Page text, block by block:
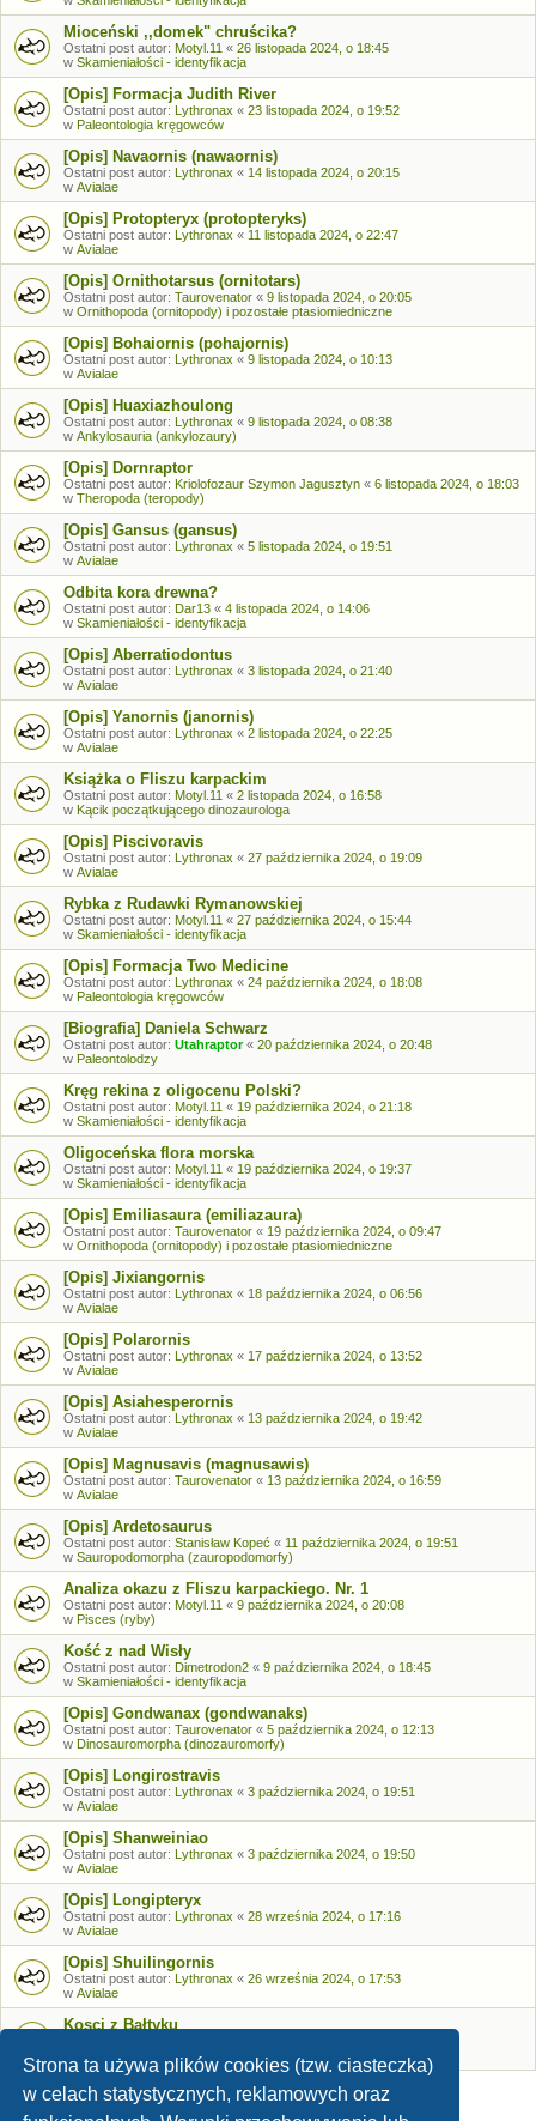
Strona ta używa plików cookies (tzw. ciasteczka)
w celach statystycznych, reklamowych oraz
Mioceński ,,domek" chruścika?
Ostatni post autor: Motyl.11 « 26 listopada 2024, o 18:45
w Skamieniałości - identyfikacja
[Opis] Formacja Judith River
Ostatni post autor: Lythronax « 23 listopada 2024, o 19:52
w Paleontologia kręgowców
[Opis] Navaornis (nawaornis)
Ostatni post autor: Lythronax « 14 listopada 2024, o 20:15
w Avialae
[Opis] Protopteryx (protopteryks)
Ostatni post autor: Lythronax « 11 listopada 2024, o 22:47
w Avialae
[Opis] Ornithotarsus (ornitotars)
Ostatni post autor: Taurovenator « 9 listopada 2024, o 20:05
w Ornithopoda (ornitopody) i pozostałe ptasiomiedniczne
[Opis] Bohaiornis (pohajornis)
Ostatni post autor: Lythronax « 9 listopada 2024, o 10:13
w Avialae
[Opis] Huaxiazhoulong
Ostatni post autor: Lythronax « 9 listopada 2024, o 08:38
w Ankylosauria (ankylozaury)
[Opis] Dornraptor
Ostatni post autor: Kriolofozaur Szymon Jagusztyn « 6 listopada 2024, o 18:03
w Theropoda (teropody)
[Opis] Gansus (gansus)
Ostatni post autor: Lythronax « 5 listopada 2024, o 19:51
w Avialae
Odbita kora drewna?
Ostatni post autor: Dar13 « 4 listopada 2024, o 14:06
w Skamieniałości - identyfikacja
[Opis] Aberratiodontus
Ostatni post autor: Lythronax « 3 listopada 2024, o 21:40
w Avialae
[Opis] Yanornis (janornis)
Ostatni post autor: Lythronax « 2 listopada 2024, o 22:25
w Avialae
Książka o Fliszu karpackim
Ostatni post autor: Motyl.11 « 2 listopada 2024, o 16:58
w Kącik początkującego dinozaurologa
[Opis] Piscivoravis
Ostatni post autor: Lythronax « 27 października 2024, o 19:09
w Avialae
Rybka z Rudawki Rymanowskiej
Ostatni post autor: Motyl.11 « 27 października 2024, o 15:44
w Skamieniałości - identyfikacja
[Opis] Formacja Two Medicine
Ostatni post autor: Lythronax « 24 października 2024, o 18:08
w Paleontologia kręgowców
[Biografia] Daniela Schwarz
Ostatni post autor: Utahraptor« 20 października 2024, o 20:48
w Paleontolodzy
Kręg rekina z oligocenu Polski?
Ostatni post autor: Motyl.11 « 19 października 2024, o 21:18
w Skamieniałości - identyfikacja
Oligoceńska flora morska
Ostatni post autor: Motyl.11 « 19 października 2024, o 19:37
w Skamieniałości - identyfikacja
[Opis] Emiliasaura (emiliazaura)
Ostatni post autor: Taurovenator « 19 października 2024, o 09:47
w Ornithopoda (ornitopody) i pozostałe ptasiomiedniczne
[Opis] Jixiangornis
Ostatni post autor: Lythronax « 18 października 2024, o 06:56
w Avialae
[Opis] Polarornis
Ostatni post autor: Lythronax « 17 października 2024, o 13:52
w Avialae
[Opis] Asiahesperornis
Ostatni post autor: Lythronax « 13 października 2024, o 19:42
w Avialae
[Opis] Magnusavis (magnusawis)
Ostatni post autor: Taurovenator « 13 października 2024, o 16:59
w Avialae
[Opis] Ardetosaurus
Ostatni post autor: Stanisław Kopeć « 11 października 2024, o 19:51
w Sauropodomorpha (zauropodomorfy)
Analiza okazu z Fliszu karpackiego. Nr. 1
Ostatni post autor: Motyl.11 « 9 października 2024, o 20:08
w Pisces (ryby)
Kość z nad Wisły
Ostatni post autor: Dimetrodon2 « 9 października 2024, o 18:45
w Skamieniałości - identyfikacja
[Opis] Gondwanax (gondwanaks)
Ostatni post autor: Taurovenator « 5 października 2024, o 12:13
w Dinosauromorpha (dinozauromorfy)
[Opis] Longirostravis
Ostatni post autor: Lythronax « 3 października 2024, o 19:51
w Avialae
[Opis] Shanweiniao
Ostatni post autor: Lythronax « 3 października 2024, o 19:50
w Avialae
[Opis] Longipteryx
Ostatni post autor: Lythronax « 28 września 2024, o 17:16
w Avialae
[Opis] Shuilingornis
Ostatni post autor: Lythronax « 26 września 2024, o 17:53
w Avialae
Kosci z Bałtyku
Skamieniałości - identyfikacja